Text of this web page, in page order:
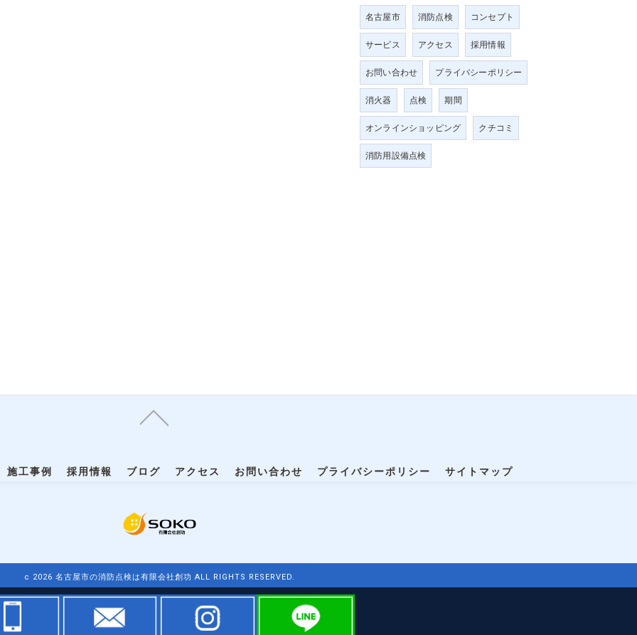
名古屋市 消防点検 コンセプト
サービス アクセス 採用情報
お問い合わせ プライバシーポリシー
消火器 点検 期間
オンラインショッピング クチコミ
消防用設備点検
施工事例 採用情報 ブログ アクセス お問い合わせ プライバシーポリシー サイトマップ
c 2026 名古屋市の消防点検は有限会社創功 ALL RIGHTS RESERVED.